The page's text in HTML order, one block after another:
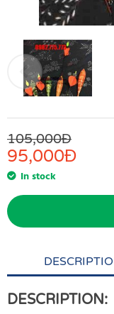
105,000Đ
95,000Đ
In stock
DESCRIPTION: